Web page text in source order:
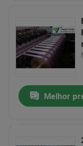
Melhor